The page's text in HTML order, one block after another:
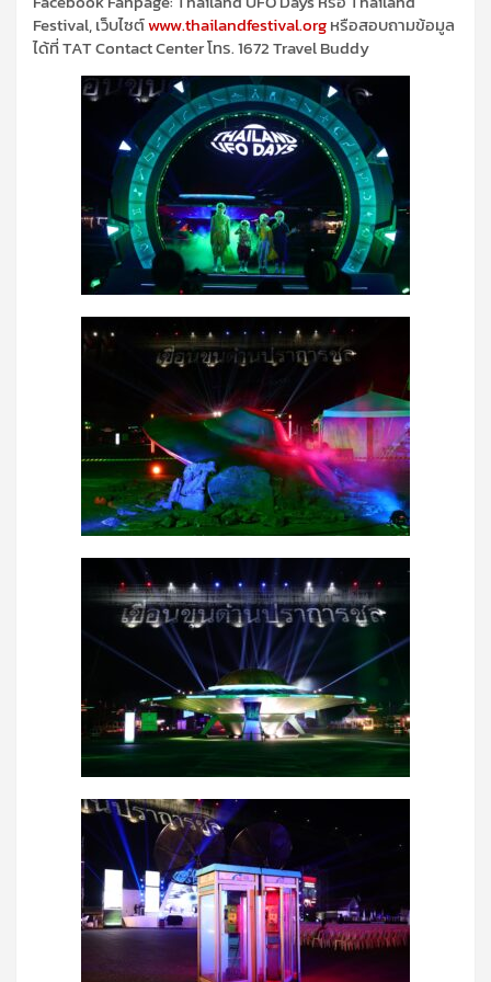
Festival,เว็บไซต์www.thailandfestival.orgหรือสอบถามข้อมูล
ได้ที่TAT Contact Centerโทร. 1672Travel Buddy